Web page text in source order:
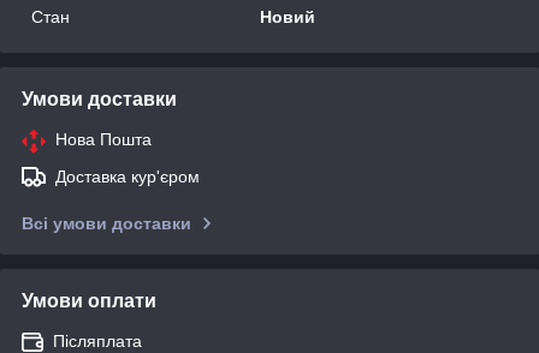
Стан
Новий
Умови доставки
Нова Пошта
Доставка кур'єром
Всі умови доставки
Умови оплати
Післяплата